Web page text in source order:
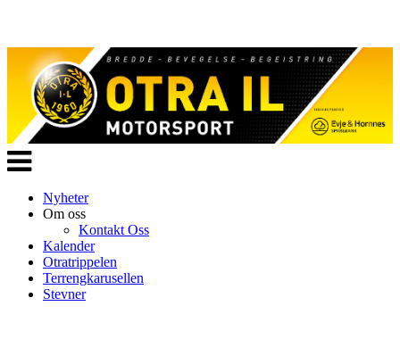
Veksle
navigasjon
Nyheter
Om oss
Kontakt Oss
Kalender
Otratrippelen
Terrengkarusellen
Stevner